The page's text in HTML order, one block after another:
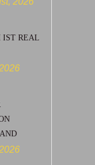
IST REAL